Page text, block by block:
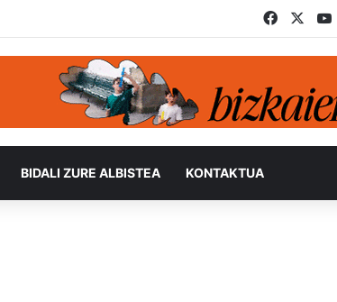
Facebook
BIDALI ZURE ALBISTEA KONTAKTUA